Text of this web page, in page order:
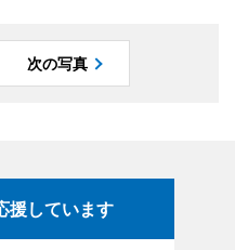
次の写真
援しています